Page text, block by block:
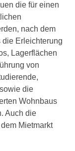
die für einen
nach dem
Erleichterung
Lagerflächen
von
die
Wohnbaus
Auch die
Mietmarkt